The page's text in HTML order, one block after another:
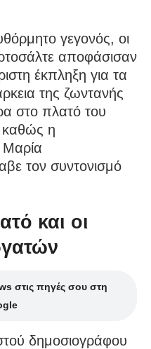
γεγονός, οι
αποφάσισαν
έκπληξη για τα
της ζωντανής
στο πλατό του
καθώς η
Μαρία
τον συντονισμό
και οι
στις πηγές σου στη
δημοσιογράφου